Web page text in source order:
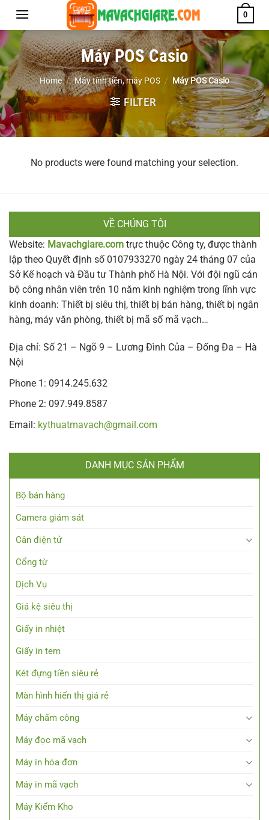
nội
dung
0
Máy POS Casio
Home / Máy tính tiền, máy POS / Máy POS Casio
FILTER
No products were found matching your selection.
VỀ CHÚNG TÔI
Website: Mavachgiare.com trực thuộc Công ty, được thành
lập theo Quyết định số 0107933270 ngày 24 tháng 07 của
Sở Kế hoạch và Đầu tư Thành phố Hà Nội. Với đội ngũ cán
bộ công nhân viên trên 10 năm kinh nghiệm trong lĩnh vực
kinh doanh: Thiết bị siêu thị, thiết bị bán hàng, thiết bị ngân
hàng, máy văn phòng, thiết bị mã số mã vạch…
Địa chỉ: Số 21 – Ngõ 9 – Lương Đình Của – Đống Đa – Hà
Nội
Phone 1: 0914.245.632
Phone 2: 097.949.8587
Email: kythuatmavach@gmail.com
DANH MỤC SẢN PHẨM
Bộ bán hàng
Camera giám sát
Cân điện tử
Cổng từ
Dịch Vụ
Giá kệ siêu thị
Giấy in nhiệt
Giấy in tem
Két đựng tiền siêu rẻ
Màn hình hiển thị giá rẻ
Máy chấm công
Máy đọc mã vạch
Máy in hóa đơn
Máy in mã vạch
Máy Kiểm Kho